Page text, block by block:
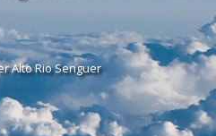
Alto Rio Senguer